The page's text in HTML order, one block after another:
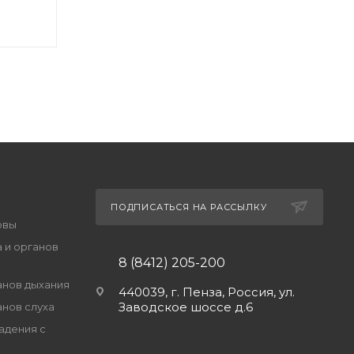
и органов
дыхания
слуха
с
ПОДПИСАТЬСЯ НА РАССЫЛКУ
8 (8412) 205-200
440039, г. Пенза, Россия, ул.
Заводское шоссе д.6